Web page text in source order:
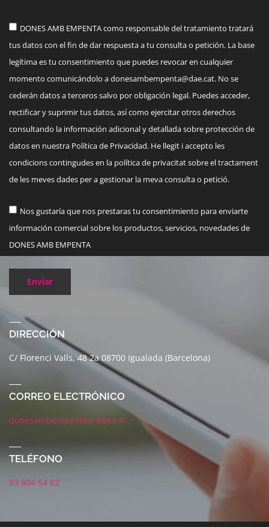
DONES AMB EMPENTA como responsable del tratamiento tratará
tus datos con el fin de dar respuesta a tu consulta o petición. La base
legítima es tu consentimiento que puedes revocar en cualquier
momento comunicándolo adonesambempenta@dae.cat. No se
cederán datos a terceros salvo por obligación legal. Puedes acceder,
rectificar y suprimir tus datos, así como ejercitar otros derechos
consultando la información adicional y detallada sobre protección de
datos en nuestra Política de Privacidad. He llegit i accepto les
condicions contingudes en la política de privacitat sobre el tractament
de les meves dades per a gestionar la meva consulta o petició.
Nos gustaría que nos prestaras tu consentimiento para enviarte
información comercial sobre los productos, servicios, novedades de
DONES AMB EMPENTA
Enviar
DIRECCIÓN
C/ Florenci Valls, 48 2a 08700 Igualada (Barcelona)
CORREO ELECTRÓNICO
donesambempenta@dae.cat
TELÉFONO
93 804 54 82